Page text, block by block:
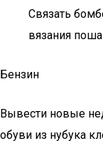
Связать
вязания
Бензин
Вывести новые
обуви из нубука